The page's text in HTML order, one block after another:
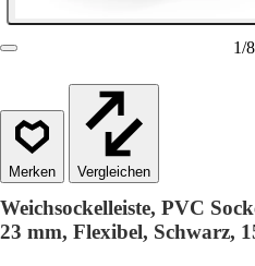
1/8
Vergleichen
Weichsockelleiste, PVC
23 mm, Flexibel, Schwarz,